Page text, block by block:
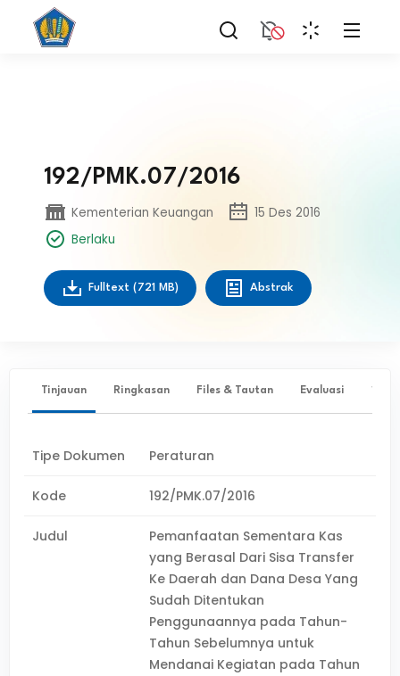
192/PMK.07/2016
Kementerian Keuangan
15 Des 2016
Berlaku
Fulltext (721 MB) Abstrak
Tinjauan Ringkasan Files & Tautan Evaluasi ✨
Tipe Dokumen Peraturan
Kode 192/PMK.07/2016
Judul
Pemanfaatan Sementara Kas
yang Berasal Dari Sisa Transfer
Ke Daerah dan Dana Desa Yang
Sudah Ditentukan
Penggunaannya pada Tahun-
Tahun Sebelumnya untuk
Mendanai Kegiatan pada Tahun